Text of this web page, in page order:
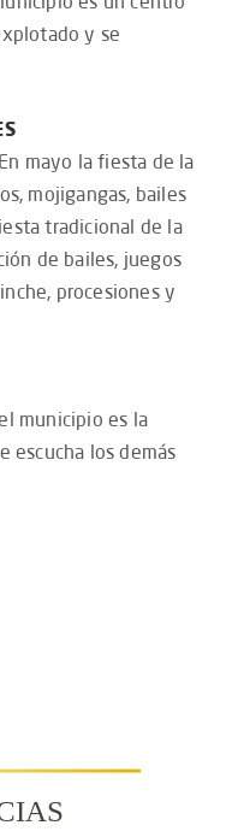
y se
mayo la fiesta de la
mojigangas, bailes
tradicional de la
de bailes, juegos
procesiones y
municipio es la
escucha los demás